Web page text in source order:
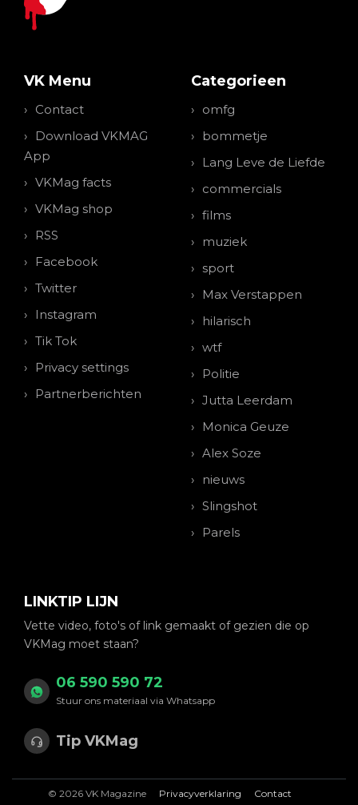
VK Menu
Contact
Download VKMAG
App
VKMag facts
VKMag shop
RSS
Facebook
Twitter
Instagram
Tik Tok
Privacy settings
Partnerberichten
Categorieen
omfg
bommetje
Lang Leve de Liefde
commercials
films
muziek
sport
Max Verstappen
hilarisch
wtf
Politie
Jutta Leerdam
Monica Geuze
Alex Soze
nieuws
Slingshot
Parels
LINKTIP LIJN
Vette video, foto's of link gemaakt of gezien die op
VKMag moet staan?
06 590 590 72
Stuur ons materiaal via Whatsapp
Tip VKMag
© 2026 VK Magazine Privacyverklaring
Contact